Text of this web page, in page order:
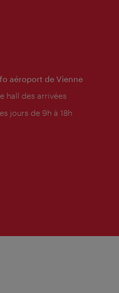
aéroport de Vienne
hall des arrivées
jours de 9h à 18h